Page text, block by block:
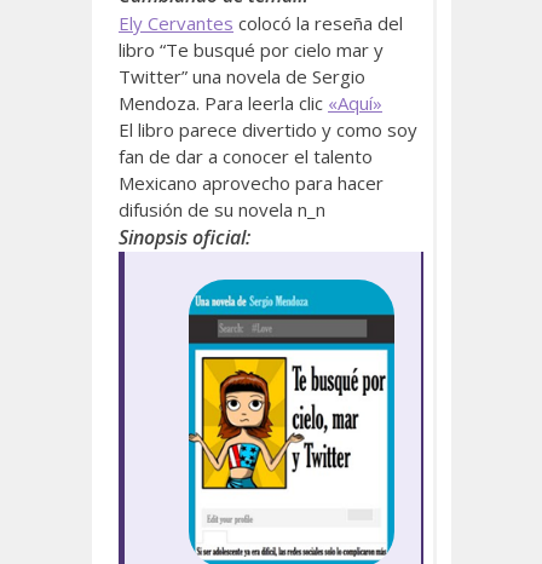
Ely Cervantes colocó la reseña del
libro “Te busqué por cielo mar y
Twitter” una novela de Sergio
Mendoza. Para leerla clic «Aquí»
El libro parece divertido y como soy
fan de dar a conocer el talento
Mexicano aprovecho para hacer
difusión de su novela n_n
Sinopsis oficial: